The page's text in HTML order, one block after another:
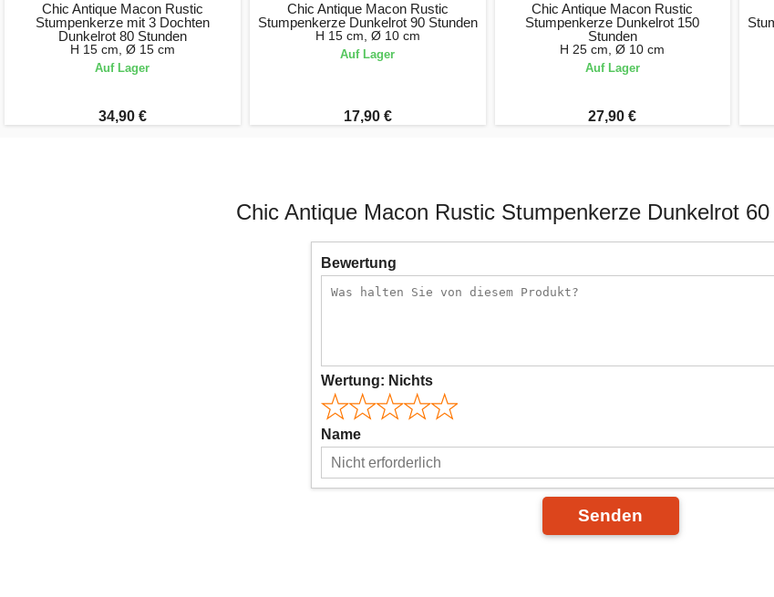
Chic Antique Macon Rustic
Stumpenkerze mit 3 Dochten
Dunkelrot 80 Stunden
H 15 cm, Ø 15 cm
Auf Lager
34,90 €
Chic Antique Macon Rustic
Stumpenkerze Dunkelrot 90 Stunden
H 15 cm, Ø 10 cm
Auf Lager
17,90 €
Chic Antique Macon Rustic
Stumpenkerze Dunkelrot 150
Stunden
H 25 cm, Ø 10 cm
Auf Lager
27,90 €
Chic Antique Macon Rustic Stumpenkerze Dunkelrot
Bewertung
Wertung: Nichts
Name
Senden